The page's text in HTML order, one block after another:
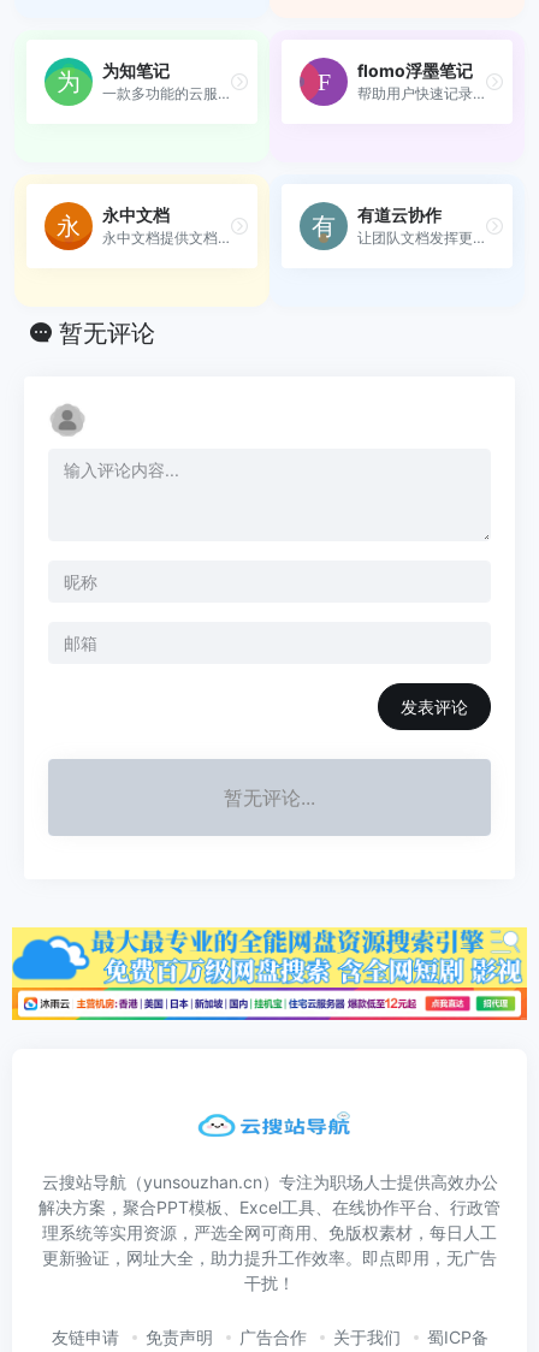
为知笔记
一款多功能的云服务笔记软件
flomo浮墨笔记
帮助用户快速记录和回顾想法...
永中文档
永中文档提供文档在线管理、...
有道云协作
让团队文档发挥更大价值
暂无评论
发表评论
暂无评论...
云搜站导航（yunsouzhan.cn）专注为职场人士提供高效办公
解决方案，聚合PPT模板、Excel工具、在线协作平台、行政管
理系统等实用资源，严选全网可商用、免版权素材，每日人工
更新验证，网址大全，助力提升工作效率。即点即用，无广告
干扰！
友链申请 免责声明 广告合作 关于我们
蜀ICP备